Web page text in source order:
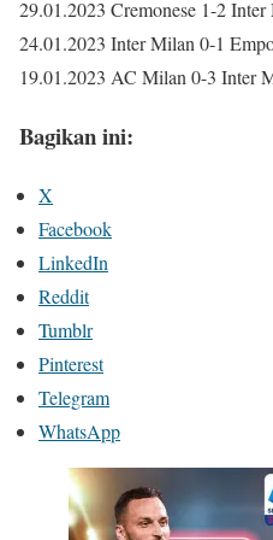
29.01.2023 Cremonese 1-2
24.01.2023 Inter Milan 0-1
19.01.2023 AC Milan 0-3 Inter
Bagikan ini:
X
Facebook
LinkedIn
Reddit
Tumblr
Pinterest
Telegram
WhatsApp